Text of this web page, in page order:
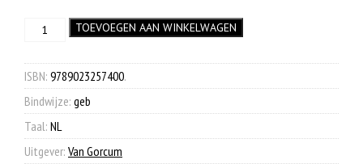
was:
€ 39,95.
is:
€ 9,90.
Voor
verloren.
De
Noorderbegraafplaats
in
Assen
aantal
TOEVOEGEN AAN WINKELWAGEN
ISBN: 9789023257400.
Bindwijze: geb
Taal: NL
Uitgever: Van Gorcum